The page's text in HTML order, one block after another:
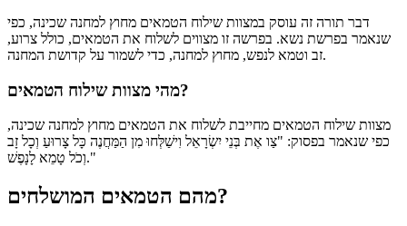
דבר תורה זה עוסק במצוות שילוח הטמאים מחוץ למחנה שכינה, כפי
שנאמר בפרשת נשא. בפרשה זו מצווים לשלוח את הטמאים, כולל צרוע,
זב וטמא לנפש, מחוץ למחנה, כדי לשמור על קדושת המחנה.
מהי מצוות שילוח הטמאים?
מצוות שילוח הטמאים מחייבת לשלוח את הטמאים מחוץ למחנה שכינה,
כפי שנאמר בפסוק: "צַו אֶת בְּנֵי יִשְׂרָאֵל וִישַׁלְּחוּ מִן הַמַּחֲנֶה כָּל צָרוּעַ וְכָל זָב
וְכֹל טָמֵא לָנָפֶשׁ."
מהם הטמאים המושלחים?